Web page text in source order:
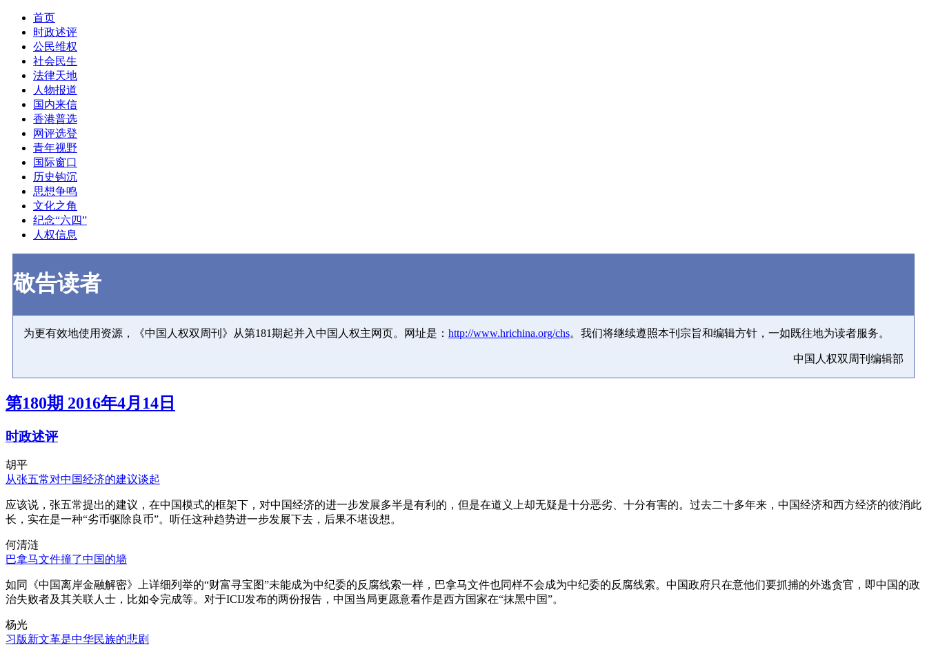
首页
时政述评
公民维权
社会民生
法律天地
人物报道
国内来信
香港普选
网评选登
青年视野
国际窗口
历史钩沉
思想争鸣
文化之角
纪念“六四”
人权信息
敬告读者
为更有效地使用资源，《中国人权双周刊》从第181期起并入中国人权主网页。网址是： http://www.hrichina.org/chs。我们将继续遵照本刊宗旨和编辑方针，一如既往地为读者服务。
中国人权双周刊编辑部
第180期 2016年4月14日
时政述评
胡平
从张五常对中国经济的建议谈起
应该说，张五常提出的建议，在中国模式的框架下，对中国经济的进一步发展多半是有利的，但是在道义上却无疑是十分恶劣、十分有害的。过去二十多年来，中国经济和西方经济的彼消此
长，实在是一种“劣币驱除良币”。听任这种趋势进一步发展下去，后果不堪设想。
何清涟
巴拿马文件撞了中国的墙
如同《中国离岸金融解密》上详细列举的“财富寻宝图”未能成为中纪委的反腐线索一样，巴拿马文件也同样不会成为中纪委的反腐线索。中国政府只在意他们要抓捕的外逃贪官，即中国的政
治失败者及其关联人士，比如令完成等。对于ICIJ发布的两份报告，中国当局更愿意看作是西方国家在“抹黑中国”。
杨光
习版新文革是中华民族的悲剧